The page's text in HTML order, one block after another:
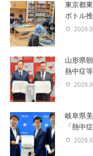
東京都
ボトル
山形県
熱中症
岐阜県
「熱中